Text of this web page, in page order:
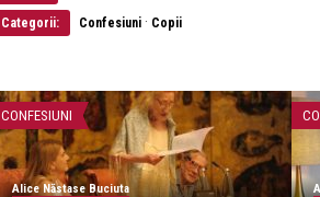
Categorii: Confesiuni · Copii
CONFESIUNI
Alice Năstase Buciuta